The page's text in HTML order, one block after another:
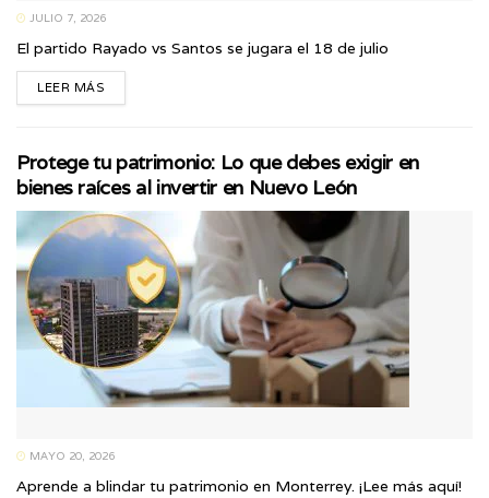
JULIO 7, 2026
El partido Rayado vs Santos se jugara el 18 de julio
LEER MÁS
Protege tu patrimonio: Lo que debes exigir en
bienes raíces al invertir en Nuevo León
MAYO 20, 2026
Aprende a blindar tu patrimonio en Monterrey. ¡Lee más aquí!